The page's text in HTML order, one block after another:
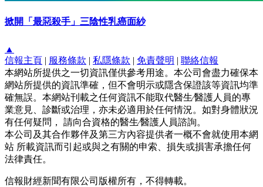
掀開「最惡殺手」三陰性乳癌面紗
▲
信報主頁 | 服務條款 | 私隱條款 | 免責聲明 | 聯絡信報
本網站所提供之一切資訊僅供參考用途。本公司會盡力確保本
網站所提供的資訊準確，但不會明示或隱含保證該等資訊均準
確無誤。本網站刊載之任何資訊不能取代醫生∕醫護人員的專
業意見、診斷或治理，亦未必適用於任何情況。如對身體狀況
有任何疑問， 請向合資格的醫生∕醫護人員諮詢。
本公司及其合作夥伴及第三方內容提供者一概不會就使用本網
站 所載資訊而引起或與之有關的申索、損失或損害承擔任何
法律責任。
信報財經新聞有限公司版權所有，不得轉載。